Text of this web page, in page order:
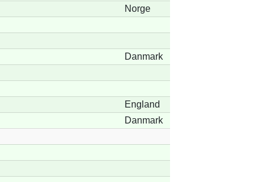
Norge
Danmark
England
Danmark